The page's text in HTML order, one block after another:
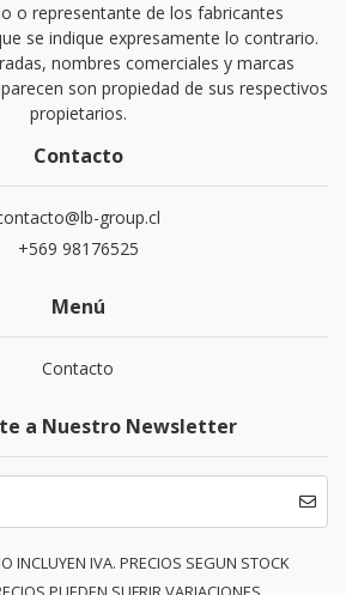
o representante de los fabricantes
se indique expresamente lo contrario.
nombres comerciales y marcas
son propiedad de sus respectivos
propietarios.
Contacto
group.cl
+569 98176525
Menú
Contacto
a Nuestro Newsletter
INCLUYEN IVA. PRECIOS SEGUN STOCK